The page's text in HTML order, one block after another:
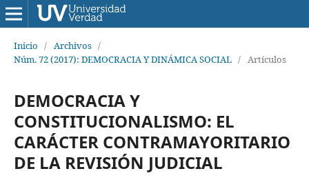
Inicio / Archivos /
Núm. 72 (2017): DEMOCRACIA Y DINÁMICA SOCIAL / Artículos
DEMOCRACIA Y
CONSTITUCIONALISMO: EL
CARÁCTER CONTRAMAYORITARIO
DE LA REVISIÓN JUDICIAL